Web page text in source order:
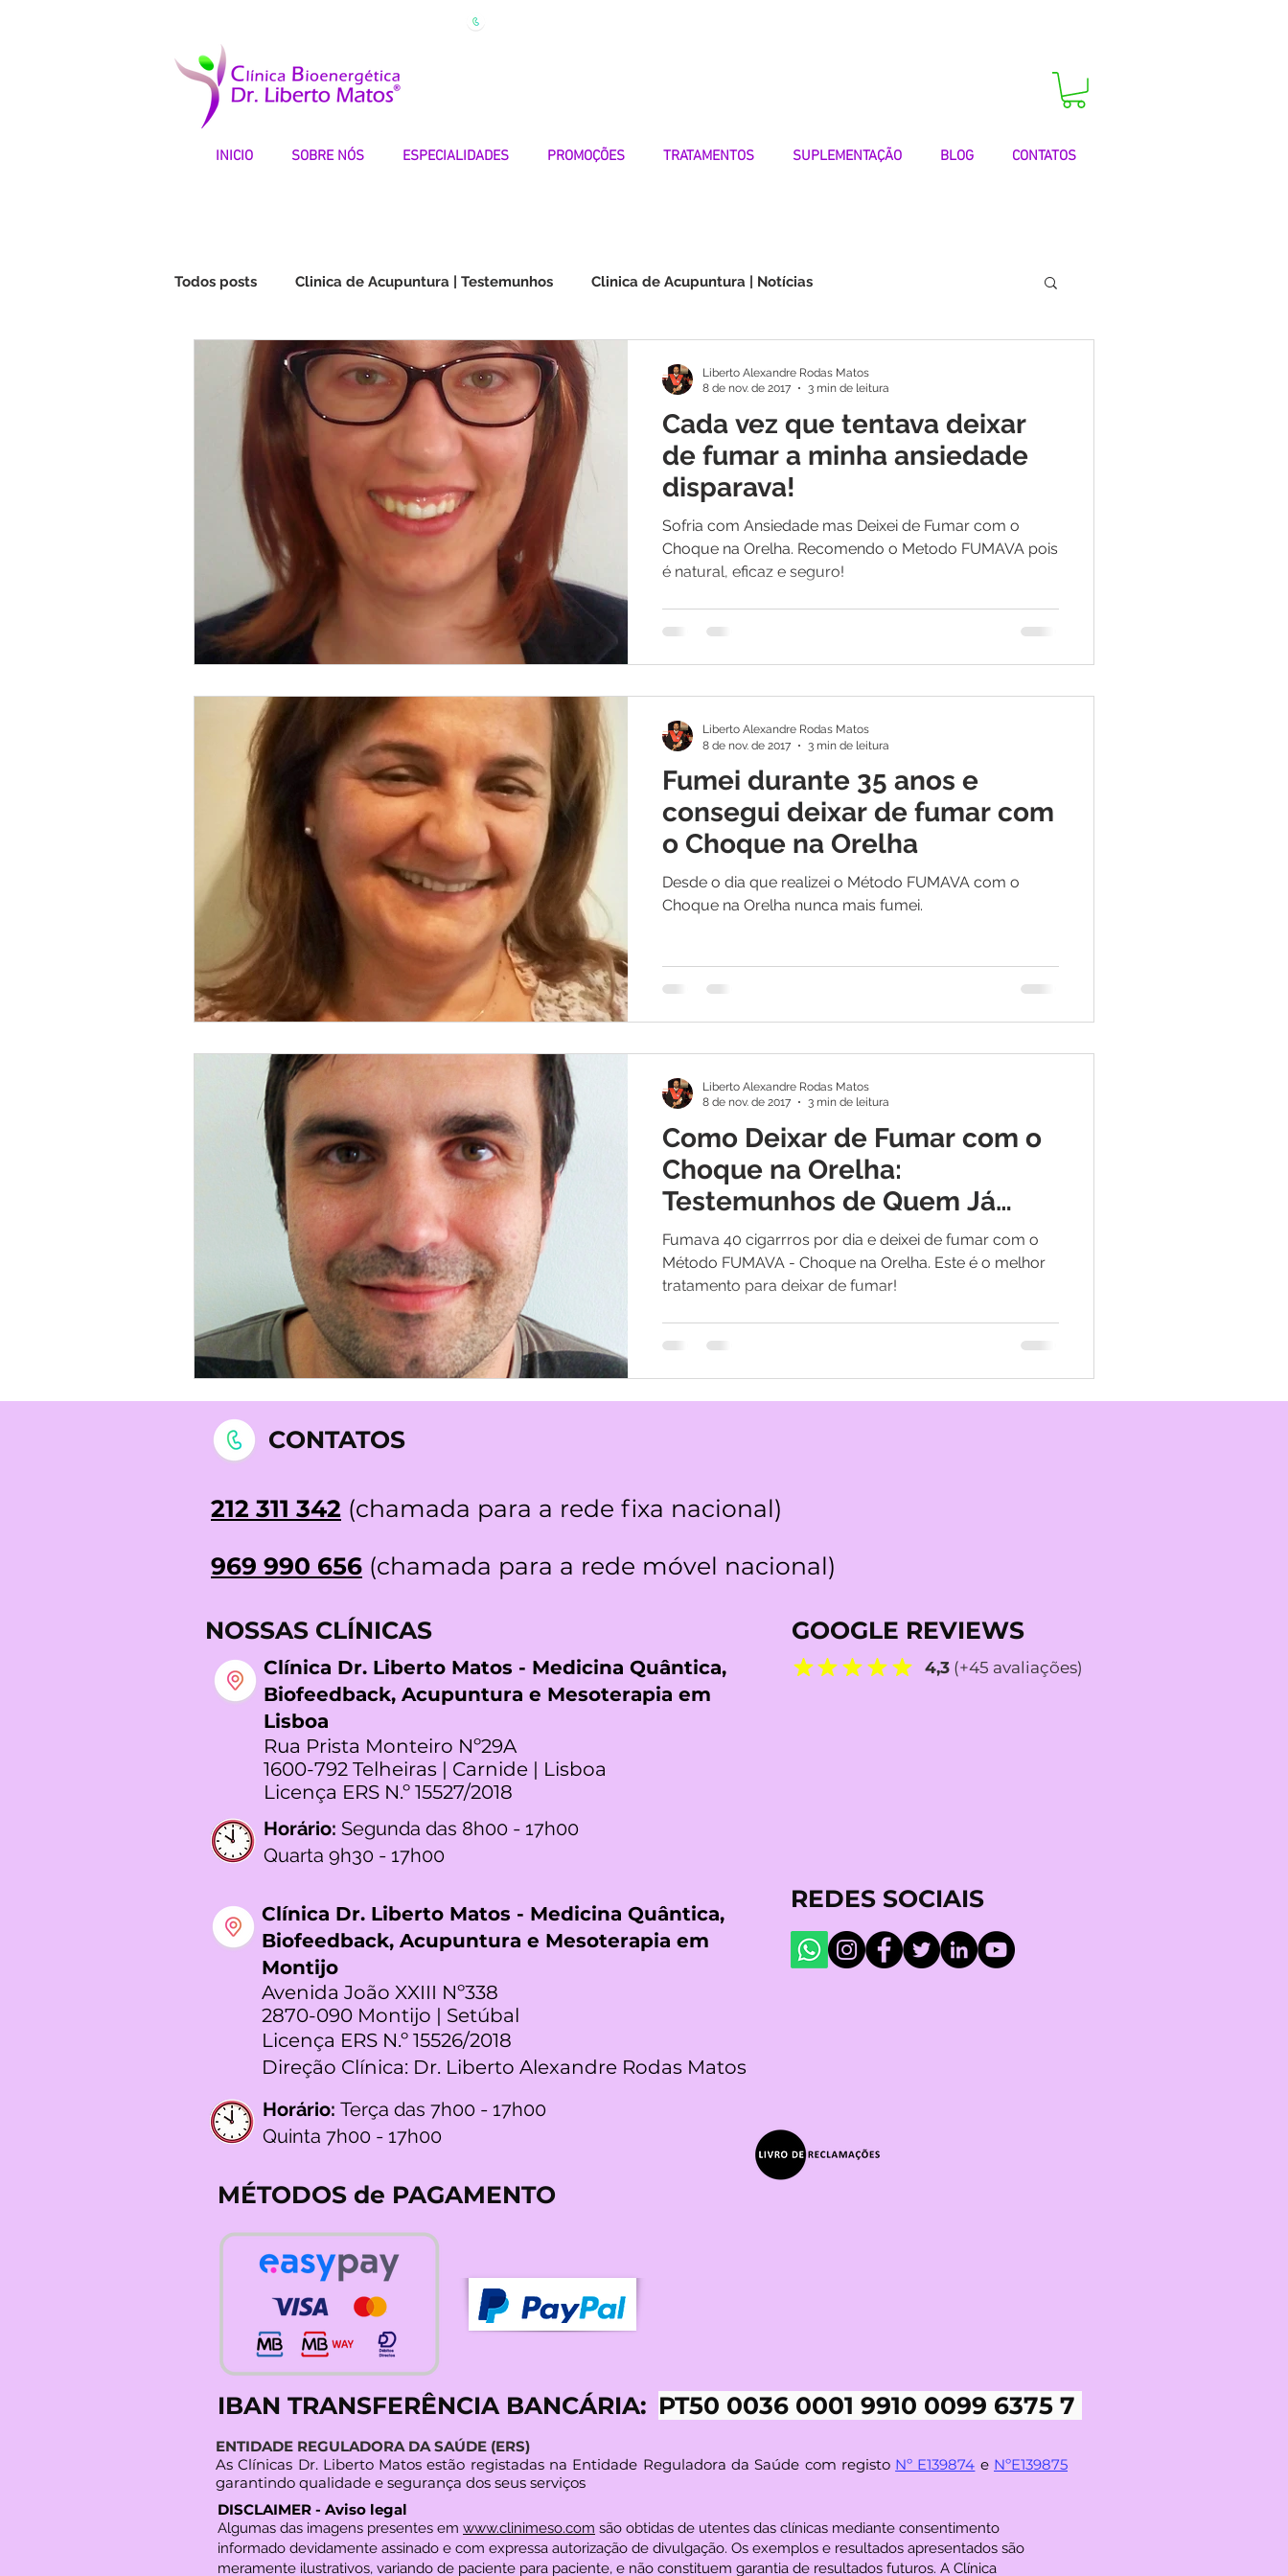
INICIO SOBRE NÓS ESPECIALIDADES PROMOÇÕES TRATAMENTOS SUPLEMENTAÇÃO BLOG CONTATOS
Todos posts Clinica de Acupuntura | Testemunhos Clinica de Acupuntura | Notícias
Fibromialgia | Testemunhos Choque na Orelha | Testemunhos
STOP DEPRESSÃO | Testemunhos Medicina Quântica | TestemunhosCada vez que tentava deixar
de fumar a minha ansiedade
disparava!
Sofria com Ansiedade mas Deixei de Fumar com o
Choque na Orelha. Recomendo o Metodo FUMAVA pois
é natural, eficaz e seguro!
Liberto Alexandre Rodas Matos
8 de nov. de 2017
3 min de leitura
Fumei durante 35 anos e
consegui deixar de fumar com
o Choque na Orelha
Desde o dia que realizei o Método FUMAVA com o
Choque na Orelha nunca mais fumei.
Liberto Alexandre Rodas Matos
8 de nov. de 2017
3 min de leitura
Como Deixar de Fumar com o
Choque na Orelha:
Testemunhos de Quem Já
Conseguiu
Fumava 40 cigarrros por dia e deixei de fumar com o
Método FUMAVA - Choque na Orelha. Este é o melhor
tratamento para deixar de fumar!
Liberto Alexandre Rodas Matos
8 de nov. de 2017
3 min de leitura
CONTATOS
212 311 342 (chamada para a rede fixa nacional)
969 990 656 (chamada para a rede móvel nacional)
NOSSAS CLÍNICAS
Clínica Dr. Liberto Matos - Medicina Quântica,
Biofeedback, Acupuntura e Mesoterapia em
Lisboa
Rua Prista Monteiro Nº29A
1600-792 Telheiras | Carnide | Lisboa
Licença ERS N.º 15527/2018
GOOGLE REVIEWS
4,3 (+45 avaliações)
Horário: Segunda das 8h00 - 17h00
Quarta 9h30 - 17h00
Clínica Dr. Liberto Matos - Medicina Quântica,
Biofeedback, Acupuntura e Mesoterapia em
Montijo
Avenida João XXIII Nº338
2870-090 Montijo | Setúbal
Licença ERS N.º 15526/2018
Direção Clínica: Dr. Liberto Alexandre Rodas Matos
REDES SOCIAIS
Horário: Terça das 7h00 - 17h00
Quinta 7h00 - 17h00
MÉTODOS de PAGAMENTO
IBAN TRANSFERÊNCIA BANCÁRIA: PT50 0036 0001 9910 0099 6375 7
ENTIDADE REGULADORA DA SAÚDE (ERS)
As Clínicas Dr. Liberto Matos estão registadas na Entidade Reguladora da Saúde com registo Nº E139874 e NºE139875
garantindo qualidade e segurança dos seus serviços
DISCLAIMER - Aviso legal
Algumas das imagens presentes em www.clinimeso.com são obtidas de utentes das clínicas mediante consentimento
informado devidamente assinado e com expressa autorização de divulgação. Os exemplos e resultados apresentados são
meramente ilustrativos, variando de paciente para paciente, e não constituem garantia de resultados futuros. A Clínica